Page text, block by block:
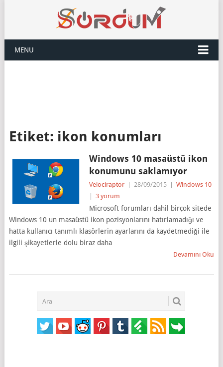
MENU
Etiket: ikon konumları
Windows 10 masaüstü ikon
konumunu saklamıyor
Velociraptor 28/09/2015
Windows 10
3 yorum
Microsoft forumları dahil birçok sitede
Windows 10 un masaüstü ikon pozisyonlarını hatırlamadığı ve
hatta kullanıcı tanımlı klasörlerin ayarlarını da kaydetmediği ile
ilgili şikayetlerle dolu biraz daha
Devamını Oku